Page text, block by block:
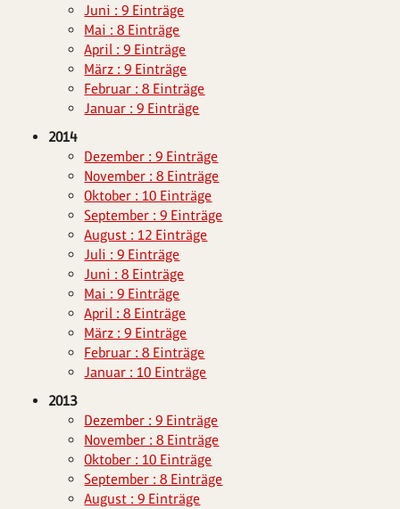
Juni : 9 Einträge
Mai : 8 Einträge
April : 9 Einträge
März : 9 Einträge
Februar : 8 Einträge
Januar : 9 Einträge
2014
Dezember : 9 Einträge
November : 8 Einträge
Oktober : 10 Einträge
September : 9 Einträge
August : 12 Einträge
Juli : 9 Einträge
Juni : 8 Einträge
Mai : 9 Einträge
April : 8 Einträge
März : 9 Einträge
Februar : 8 Einträge
Januar : 10 Einträge
2013
Dezember : 9 Einträge
November : 8 Einträge
Oktober : 10 Einträge
September : 8 Einträge
August : 9 Einträge